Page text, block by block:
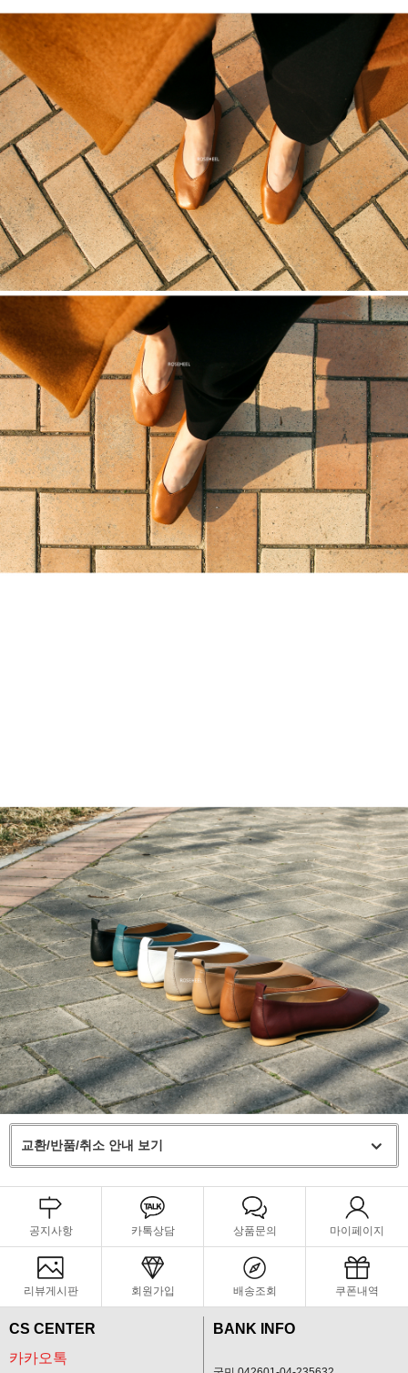
교환/반품/취소 안내 보기
공지사항 카톡상담 상품문의 마이페이지
리뷰게시판 회원가입 배송조회 쿠폰내역
CS CENTER
카카오톡
BANK INFO